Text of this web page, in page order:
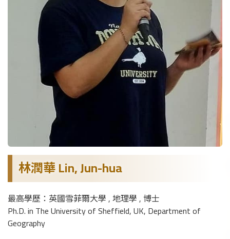
林潤華 Lin, Jun-hua
最高學歷：英國雪菲爾大學 , 地理學 , 博士
Ph.D. in The University of Sheffield, UK, Department of
Geography